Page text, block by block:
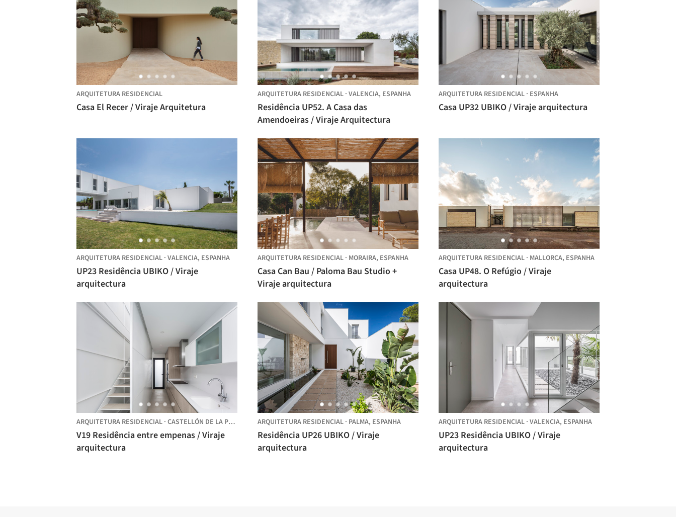
ARQUITETURA RESIDENCIAL
Casa El Recer / Viraje Arquitetura
ARQUITETURA RESIDENCIAL · VALENCIA, ESPANHA
Residência UP52. A Casa das
Amendoeiras / Viraje Arquitectura
ARQUITETURA RESIDENCIAL · ESPANHA
Casa UP32 UBIKO / Viraje arquitectura
ARQUITETURA RESIDENCIAL · VALENCIA, ESPANHA
UP23 Residência UBIKO / Viraje
arquitectura
ARQUITETURA RESIDENCIAL · MORAIRA, ESPANHA
Casa Can Bau / Paloma Bau Studio +
Viraje arquitectura
ARQUITETURA RESIDENCIAL · MALLORCA, ESPANHA
Casa UP48. O Refúgio / Viraje
arquitectura
ARQUITETURA RESIDENCIAL · CASTELLÓN DE LA PLANA, ESPANHA
V19 Residência entre empenas / Viraje
arquitectura
ARQUITETURA RESIDENCIAL · PALMA, ESPANHA
Residência UP26 UBIKO / Viraje
arquitectura
ARQUITETURA RESIDENCIAL · VALENCIA, ESPANHA
UP23 Residência UBIKO / Viraje
arquitectura